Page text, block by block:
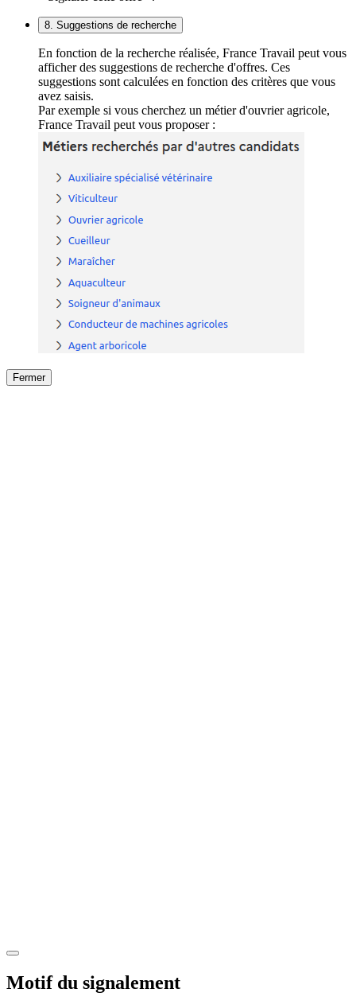
8. Suggestions de recherche
En fonction de la recherche réalisée, France Travail peut vous
afficher des suggestions de recherche d'offres. Ces
suggestions sont calculées en fonction des critères que vous
avez saisis.
Par exemple si vous cherchez un métier d'ouvrier agricole,
France Travail peut vous proposer :
Fermer
Motif du signalement